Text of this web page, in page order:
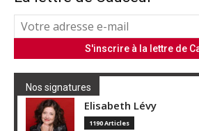
Nos signatures
Elisabeth Lévy
1190 Articles